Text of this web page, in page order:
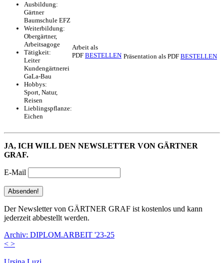
Ausbildung:
Gärtner
Baumschule EFZ
Weiterbildung:
Obergärtner,
Arbeitsagoge
Tätigkeit:
Leiter
Kundengärtnerei
GaLa-Bau
Hobbys:
Sport, Natur,
Reisen
Lieblingspflanze:
Eichen
Arbeit als
PDF BESTELLEN Präsentation als PDF BESTELLEN
JA, ICH WILL DEN NEWSLETTER VON GÄRTNER
GRAF.
E-Mail
Der Newsletter von GÄRTNER GRAF ist kostenlos und kann
jederzeit abbestellt werden.
Archiv: DIPLOM.ARBEIT '23-25
< >